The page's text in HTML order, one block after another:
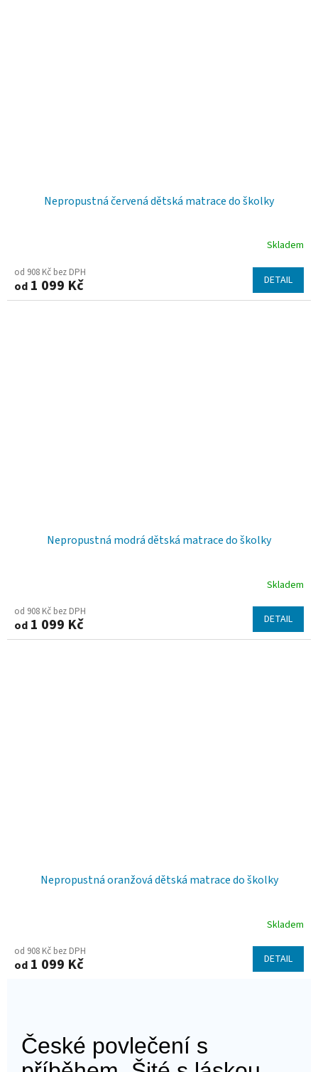
Nepropustná červená dětská matrace do školky
Skladem
od 908 Kč bez DPH
od 1 099 Kč DETAIL
Nepropustná modrá dětská matrace do školky
Skladem
od 908 Kč bez DPH
od 1 099 Kč DETAIL
Nepropustná oranžová dětská matrace do školky
Skladem
od 908 Kč bez DPH
od 1 099 Kč DETAIL
České povlečení s